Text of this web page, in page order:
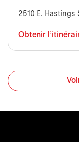
2510 E. Hastings
Obtenir